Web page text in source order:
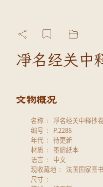
凈名经关中
名称
凈名经关中释抄
编号
P.2288
年代
待更新
材质
墨繪紙本
语言
中文
现收藏地
法国国家图
尺寸